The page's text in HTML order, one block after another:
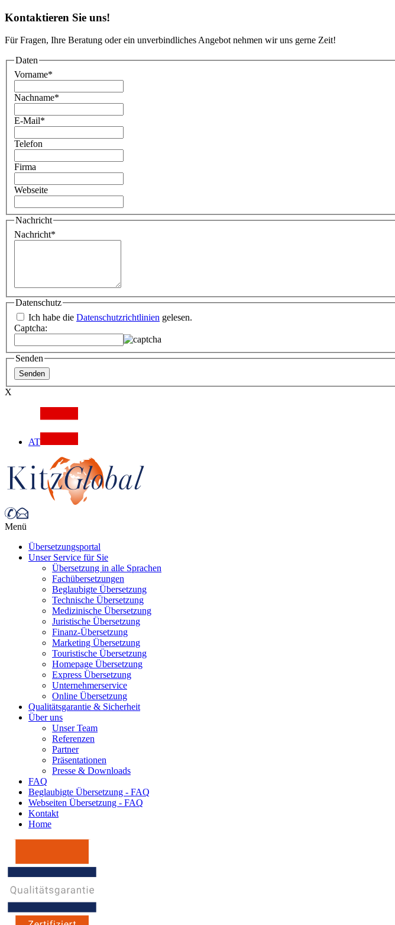
Kontaktieren Sie uns!
Für Fragen, Ihre Beratung oder ein unverbindliches Angebot nehmen wir uns gerne Zeit!
Daten
Vorname*
Nachname*
E-Mail*
Telefon
Firma
Webseite
Nachricht
Nachricht*
Datenschutz
Ich habe die Datenschutzrichtlinien gelesen.
Captcha:
Senden
X
AT
Menü
Übersetzungsportal
Unser Service für Sie
Übersetzung in alle Sprachen
Fachübersetzungen
Beglaubigte Übersetzung
Technische Übersetzung
Medizinische Übersetzung
Juristische Übersetzung
Finanz-Übersetzung
Marketing Übersetzung
Touristische Übersetzung
Homepage Übersetzung
Express Übersetzung
Unternehmerservice
Online Übersetzung
Qualitätsgarantie & Sicherheit
Über uns
Unser Team
Referenzen
Partner
Präsentationen
Presse & Downloads
FAQ
Beglaubigte Übersetzung - FAQ
Webseiten Übersetzung - FAQ
Kontakt
Home